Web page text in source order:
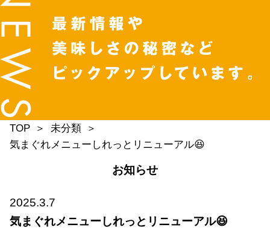
TOP
未分類
気まぐれメニューしれっとリニューアル😆
お知らせ
2025.3.7
気まぐれメニューしれっとリニューアル😆